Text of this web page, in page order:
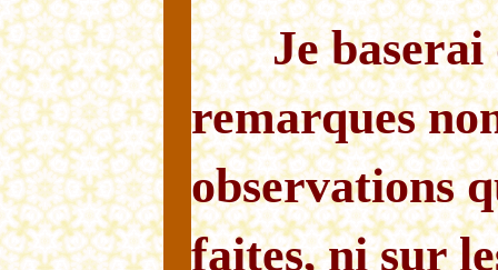
Je baserai
remarques
observations
faites, ni sur